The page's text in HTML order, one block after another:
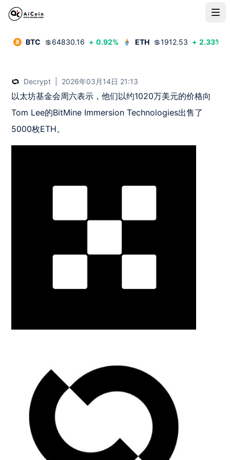
BTC 💲64830.16 + 0.92% ETH 💲1912.53 + 2.33%
Decrypt 2026年03月14日 21:13
以太坊基金会周六表示，他们以约1020万美元的价格向
Tom Lee的BitMine Immersion Technologies出售了
5000枚ETH。